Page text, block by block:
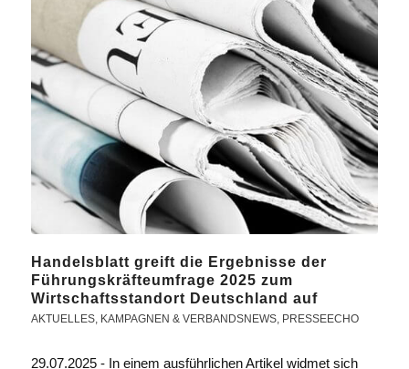
Handelsblatt greift die Ergebnisse der
Führungskräfteumfrage 2025 zum
Wirtschaftsstandort Deutschland auf
AKTUELLES, KAMPAGNEN & VERBANDSNEWS, PRESSEECHO
29.07.2025 - In einem ausführlichen Artikel widmet sich